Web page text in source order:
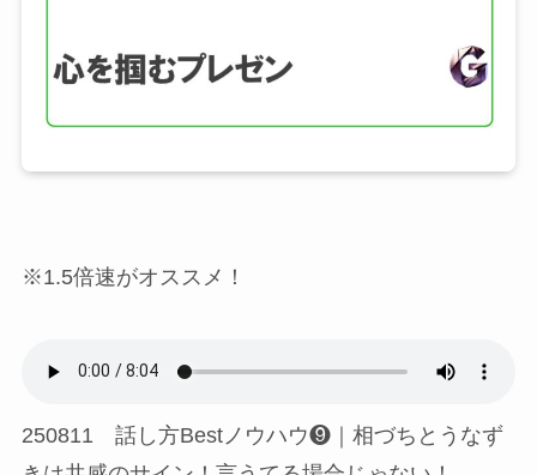
※1.5倍速がオススメ！
250811 話し方Bestノウハウ❾｜相づちとうなず